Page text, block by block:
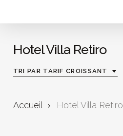
to
content
Hotel Villa Retiro
TRI PAR TARIF CROISSANT
Accueil Hotel Villa Retiro